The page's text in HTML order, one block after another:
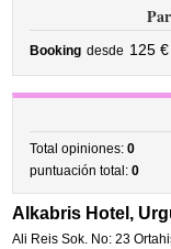
Booking desde 125 €
Total opiniones:0
puntuación total:0
Alkabris Hotel,
Ali Reis Sok. No: 23